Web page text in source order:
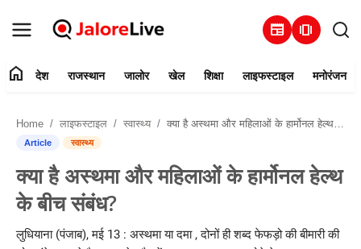
newspaper amp_stories
संपर्क करें
देश
home देश राजस्थान जालोर खेल शिक्षा लाइफस्टाइल मनोरंजन
Home लाइफस्टाइल स्वास्थ्य क्या है अस्थमा और महिलाओं के हार्मोनल हेल्थ के बीच संबंध?
Article स्वास्थ्य
क्या है अस्थमा और महिलाओं के हार्मोनल हेल्थ
के बीच संबंध?
लुधियाना (पंजाब), मई 13 : अस्थमा या दमा , दोनों ही शब्द फेफड़ो की बीमारी की